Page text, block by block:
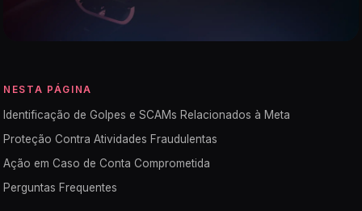
NESTA PÁGINA
Identificação de Golpes e SCAMs Relacionados à Meta
Proteção Contra Atividades Fraudulentas
Ação em Caso de Conta Comprometida
Perguntas Frequentes